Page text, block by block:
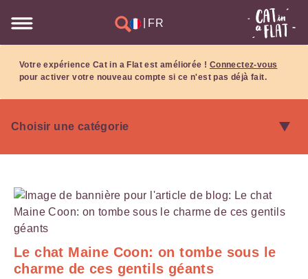
FR
Votre expérience Cat in a Flat est améliorée ! Connectez-vous
pour activer votre nouveau compte si ce n'est pas déjà fait.
Le chat Maine Coon: on tombe sous le
charme de ces gentils géants